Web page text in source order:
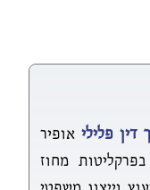
דין פליליאופיר
מחוז